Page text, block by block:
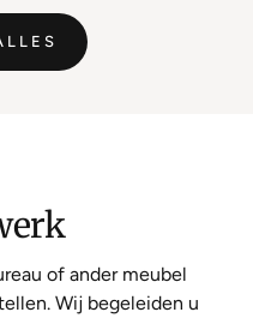
of ander meubel
Wij begeleiden u